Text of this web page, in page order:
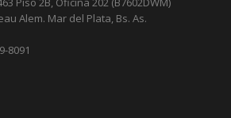
Alem. Mar del Plata, Bs. As.
8091